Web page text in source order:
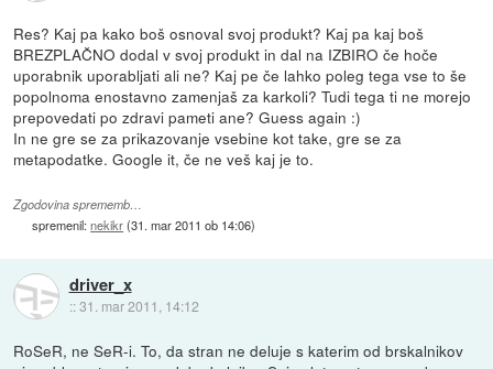
Res? Kaj pa kako boš osnoval svoj produkt? Kaj pa kaj boš
BREZPLAČNO dodal v svoj produkt in dal na IZBIRO če hoče
uporabnik uporabljati ali ne? Kaj pe če lahko poleg tega vse to še
popolnoma enostavno zamenjaš za karkoli? Tudi tega ti ne morejo
prepovedati po zdravi pameti ane? Guess again :)
In ne gre se za prikazovanje vsebine kot take, gre se za
metapodatke. Google it, če ne veš kaj je to.
Zgodovina sprememb…
spremenil:nekikr(31. mar 2011 ob 14:06)
driver_x
::31. mar 2011, 14:12
RoSeR, ne SeR-i. To, da stran ne deluje s katerim od brskalnikov